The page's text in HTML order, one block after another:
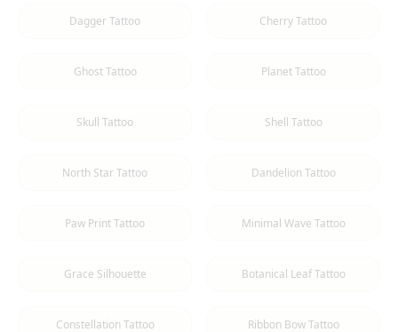
Dagger Tattoo Cherry Tattoo
Ghost Tattoo Planet Tattoo
Skull Tattoo Shell Tattoo
North Star Tattoo Dandelion Tattoo
Paw Print Tattoo Minimal Wave Tattoo
Grace Silhouette Botanical Leaf Tattoo
Constellation Tattoo Ribbon Bow Tattoo